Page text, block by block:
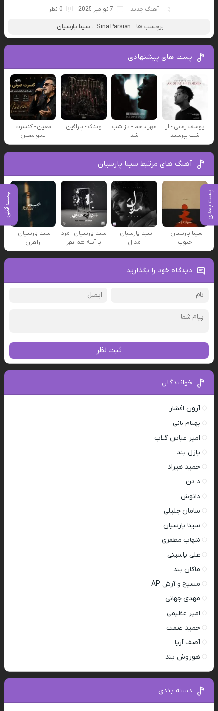
پست بعدی پست قبلی
آهنگ جدید 7 نوامبر 2025 0 نظر
برچسب ها : Sina Parsian ، سینا پارسیان
پست های پیشنهادی
یوسف زمانی - از
شب بپرسید
مهراد جم - باز شب
شد
ویناک - پارافین
معین - کنسرت
لایو معین
آهنگ های مرتبط سینا پارسیان
سینا پارسیان -
جنوب
سینا پارسیان -
مدال
سینا پارسیان - مرد
با آینه هم قهر
سینا پارسیان -
راهزن
دیدگاه خود را بگذارید
ثبت نظر
خوانندگان
آرون افشار
بهنام بانی
امیر عباس گلاب
پازل بند
حمید هیراد
د دن
دانوش
سامان جلیلی
سینا پارسیان
شهاب مظفری
علی یاسینی
ماکان بند
مسیح و آرش AP
مهدی جهانی
امیر عظیمی
حمید صفت
آصف آریا
هوروش بند
دسته بندی